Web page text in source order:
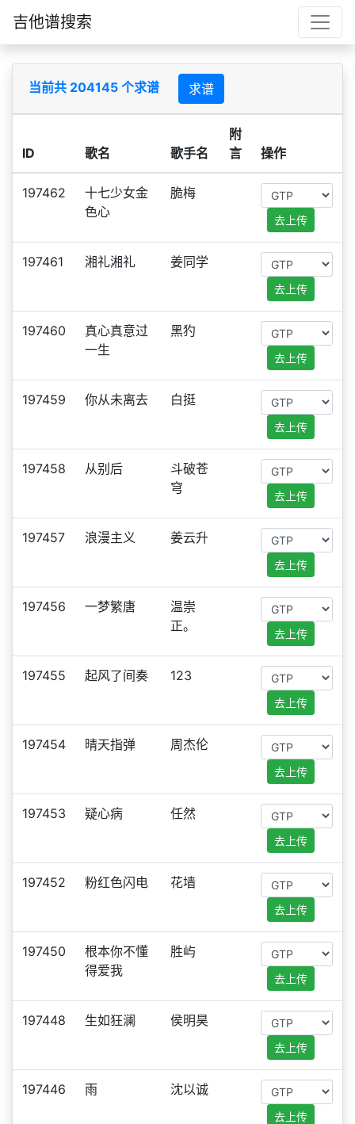
吉他谱搜索
当前共 204145 个求谱 求谱
ID 歌名 歌手名
附
言
操作
197462
十七少女金
色心
脆梅
去上传
197461 湘礼湘礼 姜同学
去上传
197460
真心真意过
一生
黑犳
去上传
197459 你从未离去 白挺
去上传
197458 从别后
斗破苍
穹
去上传
197457 浪漫主义 姜云升
去上传
197456 一梦繁唐
温崇
正。
去上传
197455 起风了间奏 123
去上传
197454 晴天指弹 周杰伦
去上传
197453 疑心病 任然
去上传
197452 粉红色闪电 花墙
去上传
197450
根本你不懂
得爱我
胜屿
去上传
197448 生如狂澜 侯明昊
去上传
197446 雨 沈以诚
去上传